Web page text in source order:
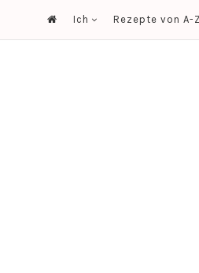
Ich Rezepte von A-Z